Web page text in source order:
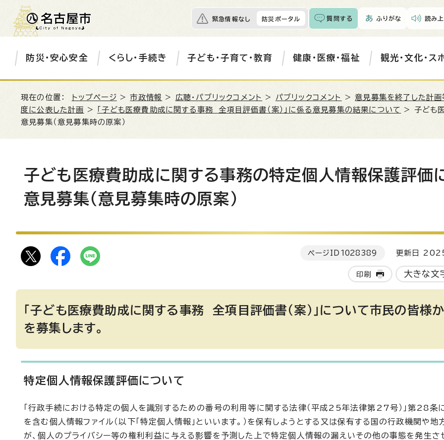
緊急情報なし 防災ポータル 質問する ふりがな 読み
防災・安心安全 くらし・手続き 子ども・子育て・教育 健康・医療・福祉 観光・文化・ス
現在の位置： トップページ >市政情報 > 広聴・パブリックコメント > パブリックコメント >意見募集を終了した計
度に公表した計画
> 「子ども医療費助成に関する事務 全項目評価書（案）」に係る意見募集の結果について > 子ども
意見募集（意見募集時の原案）
子ども医療費助成に関する事務の特定個人情報保護評価
意見募集（意見募集時の原案）
ページID 1028389 更新日
印刷 大きな文
「子ども医療費助成に関する事務 全項目評価書（案）」について市民の皆様
を募集します。
特定個人情報保護評価について
「行政手続における特定の個人を識別するための番号の利用等に関する法律（平成25年法律第27号）」第28条
を含む個人情報ファイル（以下「特定個人情報」といいます。）を保有しようとする又は保有する国の行政機関や
が、個人のプライバシー等の権利利益に与える影響を予測した上で特定個人情報の漏えいその他の事態を発生さ